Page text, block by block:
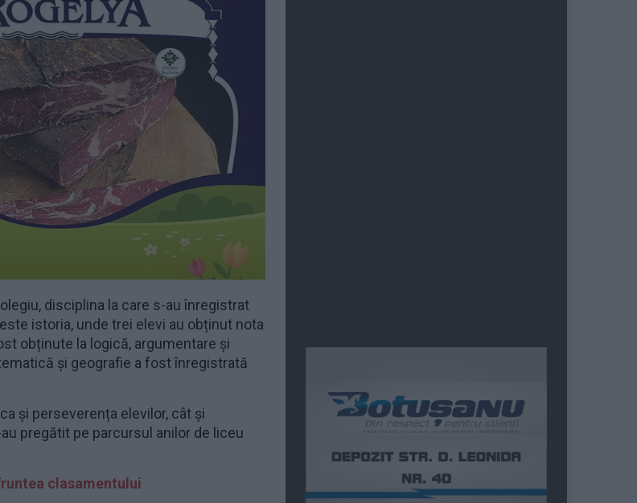
disciplina la care s-au înregistrat
istoria, unde trei elevi au obținut nota
obținute la logică, argumentare și
și geografie a fost înregistrată
și perseverența elevilor, cât și
pregătit pe parcursul anilor de liceu
clasamentului